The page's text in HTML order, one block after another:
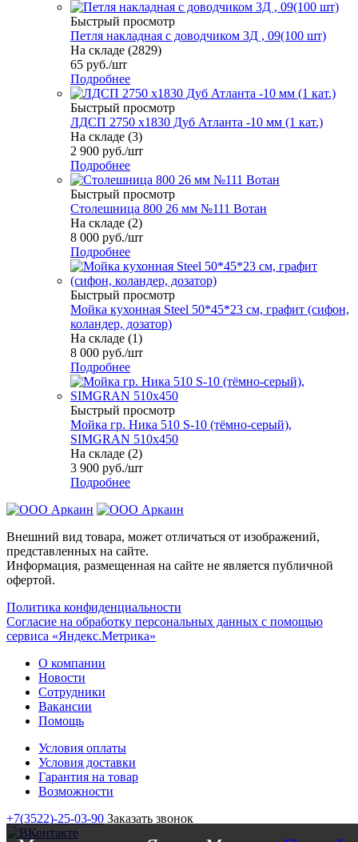
Быстрый просмотр
Петля накладная с доводчиком 3Д , 09(100 шт)
На складе (2829)
65 руб./шт
Подробнее
Быстрый просмотр
ЛДСП 2750 х1830 Дуб Атланта -10 мм (1 кат.)
На складе (3)
2 900 руб./шт
Подробнее
Быстрый просмотр
Столешница 800 26 мм №111 Вотан
На складе (2)
8 000 руб./шт
Подробнее
Быстрый просмотр
Мойка кухонная Steel 50*45*23 см, графит (сифон,
коландер, дозатор)
На складе (1)
8 000 руб./шт
Подробнее
Быстрый просмотр
Мойка гр. Ника 510 S-10 (тёмно-серый),
SIMGRAN 510х450
На складе (2)
3 900 руб./шт
Подробнее
Внешний вид товара, может отличаться от изображений,
представленных на сайте.
Информация, размещенная на сайте не является публичной
офертой.
Политика конфиденциальности
Согласие на обработку персональных данных с помощью
сервиса «Яндекс.Метрика»
О компании
Новости
Сотрудники
Вакансии
Помощь
Условия оплаты
Условия доставки
Гарантия на товар
Возможности
+7(3522)-25-03-90 Заказать звонок